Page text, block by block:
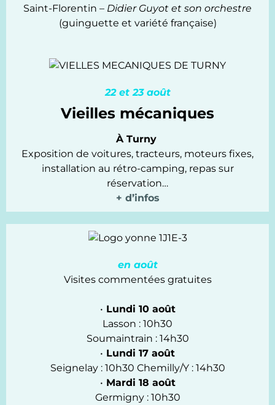
Saint-Florentin – Didier Guyot et son orchestre
(guinguette et variété française)
22 et 23 août
Vieilles mécaniques
À Turny
Exposition de voitures, tracteurs, moteurs fixes,
installation au rétro-camping, repas sur
réservation…
+ d’infos
en août
Visites commentées gratuites
• Lundi 10 août
Lasson : 10h30
Soumaintrain : 14h30
• Lundi 17 août
Seignelay : 10h30 Chemilly/Y : 14h30
• Mardi 18 août
Germigny : 10h30